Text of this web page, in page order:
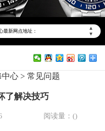
▲
▼
务网络优化升级公告
后客户服务热线：400-801-5612
最新网点地址：
北京市东城区东长安街1号东方广场写字楼W3座6层602室（需提前预约）
北京市朝阳区建国门外大街甲6号华熙国际中心写字楼D座11层1102室（需提前预约）
中心 > 常见问题
了解决技巧
阅读量：()